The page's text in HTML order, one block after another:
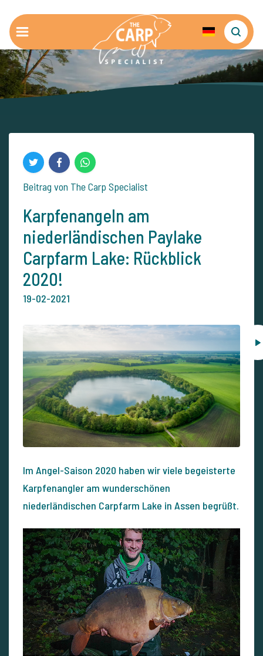
Beitrag von The Carp Specialist
Karpfenangeln am
niederländischen Paylake
Carpfarm Lake: Rückblick
2020!
19-02-2021
Im Angel-Saison 2020 haben wir viele begeisterte
Karpfenangler am wunderschönen
niederländischen Carpfarm Lake in Assen begrüßt.